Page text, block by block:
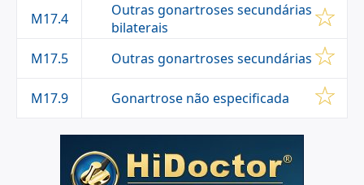
M17.4
Outras gonartroses secundárias
bilaterais
M17.5
Outras gonartroses secundárias
M17.9 Gonartrose não especificada